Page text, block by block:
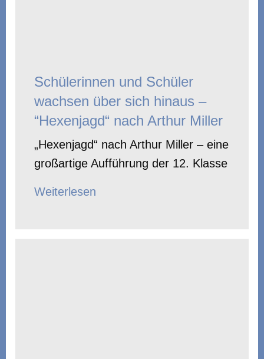
Schülerinnen und Schüler
wachsen über sich hinaus –
“Hexenjagd“ nach Arthur Miller
„Hexenjagd“ nach Arthur Miller – eine
großartige Aufführung der 12. Klasse
Weiterlesen